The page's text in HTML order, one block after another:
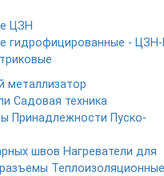
ЦЗН
гидрофицированные - ЦЗН-
металлизатор
Садовая техника
Принадлежности Пуско-
швов Нагреватели для
Теплоизоляционные